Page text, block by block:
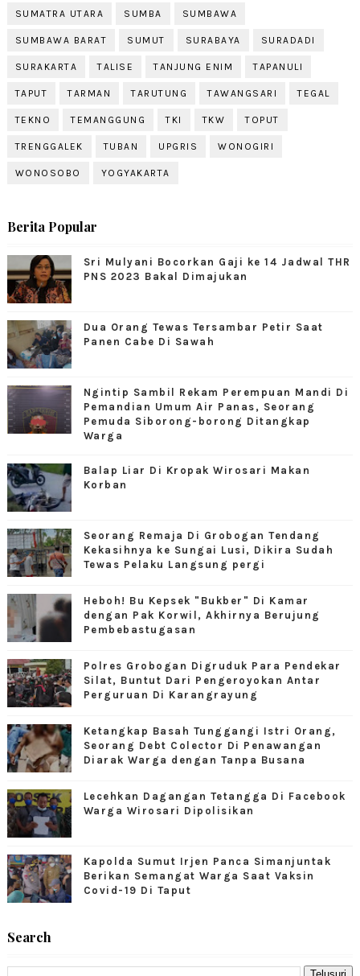
SUMATRA UTARA SUMBA SUMBAWA
SUMBAWA BARAT SUMUT SURABAYA SURADADI
SURAKARTA TALISE TANJUNG ENIM TAPANULI
TAPUT TARMAN TARUTUNG TAWANGSARI TEGAL
TEKNO TEMANGGUNG TKI TKW TOPUT
TRENGGALEK TUBAN UPGRIS WONOGIRI
WONOSOBO YOGYAKARTA
Berita Popular
Sri Mulyani Bocorkan Gaji ke 14 Jadwal THR
PNS 2023 Bakal Dimajukan
Dua Orang Tewas Tersambar Petir Saat
Panen Cabe Di Sawah
Ngintip Sambil Rekam Perempuan Mandi Di
Pemandian Umum Air Panas, Seorang
Pemuda Siborong-borong Ditangkap
Warga
Balap Liar Di Kropak Wirosari Makan
Korban
Seorang Remaja Di Grobogan Tendang
Kekasihnya ke Sungai Lusi, Dikira Sudah
Tewas Pelaku Langsung pergi
Heboh! Bu Kepsek "Bukber" Di Kamar
dengan Pak Korwil, Akhirnya Berujung
Pembebastugasan
Polres Grobogan Digruduk Para Pendekar
Silat, Buntut Dari Pengeroyokan Antar
Perguruan Di Karangrayung
Ketangkap Basah Tunggangi Istri Orang,
Seorang Debt Colector Di Penawangan
Diarak Warga dengan Tanpa Busana
Lecehkan Dagangan Tetangga Di Facebook
Warga Wirosari Dipolisikan
Kapolda Sumut Irjen Panca Simanjuntak
Berikan Semangat Warga Saat Vaksin
Covid-19 Di Taput
Search